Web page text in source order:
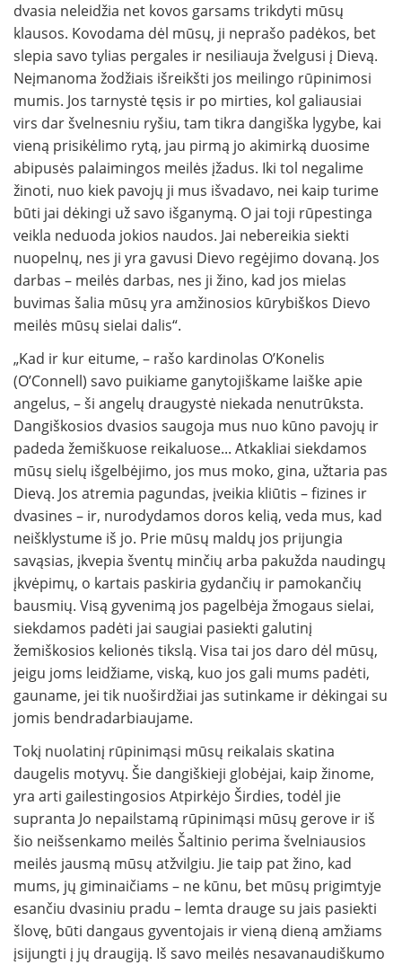
dvasia neleidžia net kovos garsams trikdyti mūsų
klausos. Kovodama dėl mūsų, ji neprašo padėkos, bet
slepia savo tylias pergales ir nesiliauja žvelgusi į Dievą.
Neįmanoma žodžiais išreikšti jos meilingo rūpinimosi
mumis. Jos tarnystė tęsis ir po mirties, kol galiausiai
virs dar švelnesniu ryšiu, tam tikra dangiška lygybe, kai
vieną prisikėlimo rytą, jau pirmą jo akimirką duosime
abipusės palaimingos meilės įžadus. Iki tol negalime
žinoti, nuo kiek pavojų ji mus išvadavo, nei kaip turime
būti jai dėkingi už savo išganymą. O jai toji rūpestinga
veikla neduoda jokios naudos. Jai nebereikia siekti
nuopelnų, nes ji yra gavusi Dievo regėjimo dovaną. Jos
darbas – meilės darbas, nes ji žino, kad jos mielas
buvimas šalia mūsų yra amžinosios kūrybiškos Dievo
meilės mūsų sielai dalis“.
„Kad ir kur eitume, – rašo kardinolas OʼKonelis
(OʼConnell) savo puikiame ganytojiškame laiške apie
angelus, – ši angelų draugystė niekada nenutrūksta.
Dangiškosios dvasios saugoja mus nuo kūno pavojų ir
padeda žemiškuose reikaluose... Atkakliai siekdamos
mūsų sielų išgelbėjimo, jos mus moko, gina, užtaria pas
Dievą. Jos atremia pagundas, įveikia kliūtis – fizines ir
dvasines – ir, nurodydamos doros kelią, veda mus, kad
neišklystume iš jo. Prie mūsų maldų jos prijungia
savąsias, įkvepia šventų minčių arba pakužda naudingų
įkvėpimų, o kartais paskiria gydančių ir pamokančių
bausmių. Visą gyvenimą jos pagelbėja žmogaus sielai,
siekdamos padėti jai saugiai pasiekti galutinį
žemiškosios kelionės tikslą. Visa tai jos daro dėl mūsų,
jeigu joms leidžiame, viską, kuo jos gali mums padėti,
gauname, jei tik nuoširdžiai jas sutinkame ir dėkingai su
jomis bendradarbiaujame.
Tokį nuolatinį rūpinimąsi mūsų reikalais skatina
daugelis motyvų. Šie dangiškieji globėjai, kaip žinome,
yra arti gailestingosios Atpirkėjo Širdies, todėl jie
supranta Jo nepailstamą rūpinimąsi mūsų gerove ir iš
šio neišsenkamo meilės Šaltinio perima švelniausios
meilės jausmą mūsų atžvilgiu. Jie taip pat žino, kad
mums, jų giminaičiams – ne kūnu, bet mūsų prigimtyje
esančiu dvasiniu pradu – lemta drauge su jais pasiekti
šlovę, būti dangaus gyventojais ir vieną dieną amžiams
įsijungti į jų draugiją. Iš savo meilės nesavanaudiškumo